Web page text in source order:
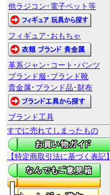
他ラジコン･電子ペット等
フィギュア･おもちゃ
革系ジャン･コート･パンツ
ブランド服･ブランド靴
貴金属･ブランド品･財布
ブランド工具
すでに売れてしまったもの
【特定商取引法に基づく表記】